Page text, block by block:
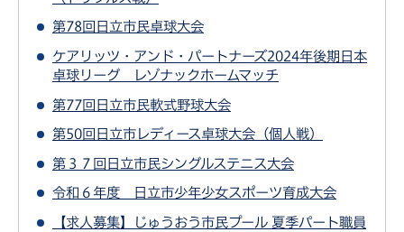
第78回日立市民卓球大会
ケアリッツ・アンド・パートナーズ2024年後期日本
卓球リーグ レゾナックホームマッチ
第77回日立市民軟式野球大会
第50回日立市レディース卓球大会（個人戦）
第３７回日立市民シングルステニス大会
令和６年度 日立市少年少女スポーツ育成大会
【求人募集】じゅうおう市民プール 夏季パート職員